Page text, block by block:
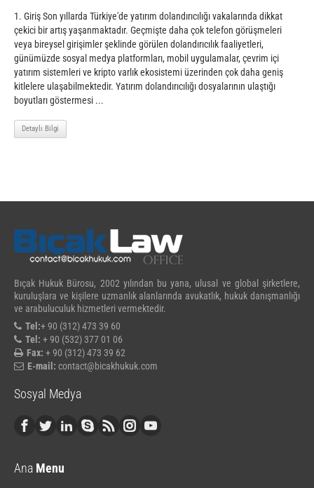
1. Giriş Son yıllarda Türkiye'de yatırım dolandırıcılığı vakalarında dikkat
çekici bir artış yaşanmaktadır. Geçmişte daha çok telefon görüşmeleri
veya bireysel girişimler şeklinde görülen dolandırıcılık faaliyetleri,
günümüzde sosyal medya platformları, mobil uygulamalar, çevrim içi
yatırım sistemleri ve kripto varlık ekosistemi üzerinden çok daha geniş
kitlelere ulaşabilmektedir. Yatırım dolandırıcılığı dosyalarının ulaştığı
boyutları göstermesi ...
Detaylı Bilgi
Bıçak Hukuk Bürosu, 2002 yılından bu yana, ulusal ve global şirketlere,
kuruluşlara ve kişilere uzmanlık alanlarında avukatlık, hukuk danışmanlığı
ve arabuluculuk hizmetleri vermektedir.
Tel:+ 90 (312) 473 39 60
Tel: + 90 (532) 377 01 06
Fax: + 90 (312) 473 39 62
E-mail: contact@bicakhukuk.com
Sosyal Medya
Ana Menu